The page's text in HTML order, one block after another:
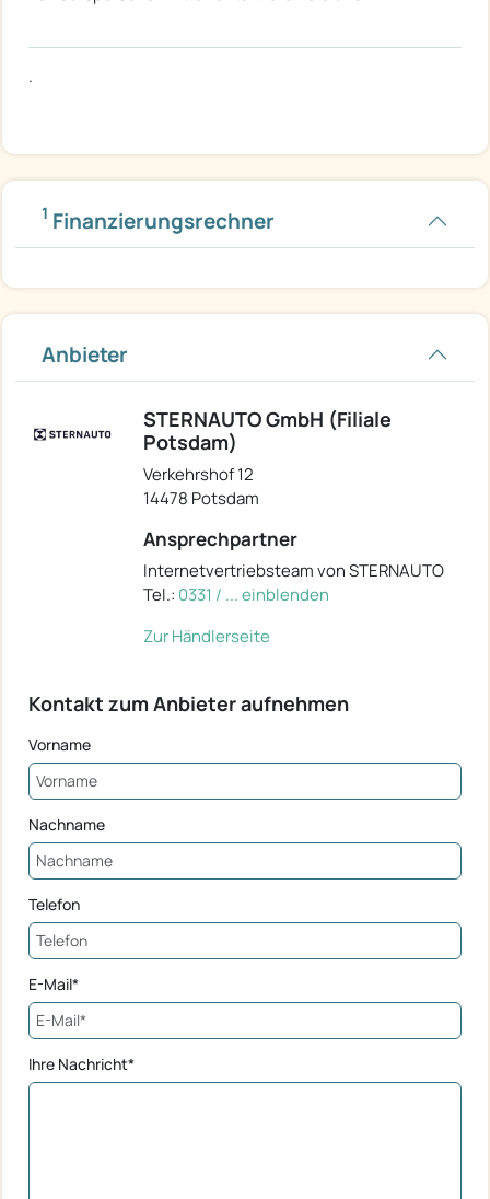
.
1 Finanzierungsrechner
Anbieter
STERNAUTO GmbH (Filiale
Potsdam)
Verkehrshof 12
14478 Potsdam
Ansprechpartner
Internetvertriebsteam von STERNAUTO
Tel.: 0331 / ... einblenden
Zur Händlerseite
Kontakt zum Anbieter aufnehmen
Vorname
Nachname
Telefon
E-Mail*
Ihre Nachricht*